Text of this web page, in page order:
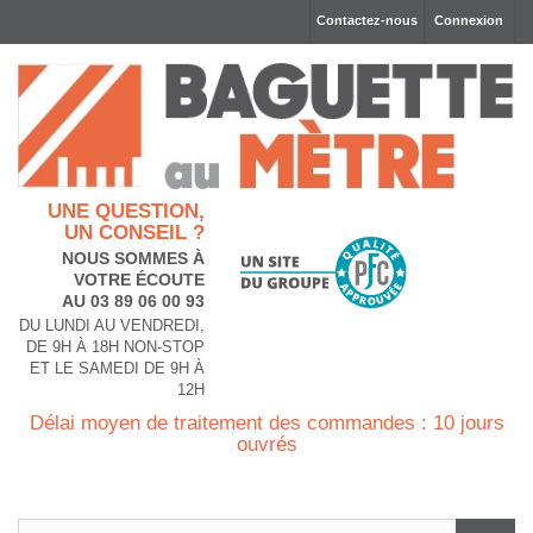
Connexion
Contactez-nous
UNE QUESTION,
UN CONSEIL ?
NOUS SOMMES À
VOTRE ÉCOUTE
AU 03 89 06 00 93
DU LUNDI AU VENDREDI,
DE 9H À 18H NON-STOP
ET LE SAMEDI DE 9H À
12H
Délai moyen de traitement des commandes : 10 jours
ouvrés